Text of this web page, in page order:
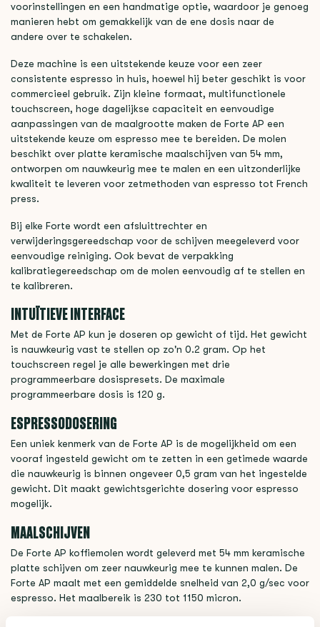
voorinstellingen en een handmatige optie, waardoor je genoeg
manieren hebt om gemakkelijk van de ene dosis naar de
andere over te schakelen.
Deze machine is een uitstekende keuze voor een zeer
consistente espresso in huis, hoewel hij beter geschikt is voor
commercieel gebruik. Zijn kleine formaat, multifunctionele
touchscreen, hoge dagelijkse capaciteit en eenvoudige
aanpassingen van de maalgrootte maken de Forte AP een
uitstekende keuze om espresso mee te bereiden. De molen
beschikt over platte keramische maalschijven van 54 mm,
ontworpen om ​​nauwkeurig mee te malen en een uitzonderlijke
kwaliteit te leveren voor zetmethoden van espresso tot French
press.
Bij elke Forte wordt een afsluittrechter en
verwijderingsgereedschap voor de schijven meegeleverd voor
eenvoudige reiniging. Ook bevat de verpakking
kalibratiegereedschap om de molen eenvoudig af te stellen en
te kalibreren.
INTUÏTIEVEINTERFACE
Met de Forte AP kun je doseren op gewicht of tijd. Het gewicht
is nauwkeurig vast te stellen op zo'n 0.2 gram. Op het
touchscreen regel je alle bewerkingen met drie
programmeerbare dosispresets. De maximale
programmeerbare dosis is 120 g.
ESPRESSODOSERING
Een uniek kenmerk van de Forte AP is de mogelijkheid om een ​​
vooraf ingesteld gewicht om te zetten in een getimede waarde
die nauwkeurig is binnen ongeveer 0,5 gram van het ingestelde
gewicht. Dit maakt gewichtsgerichte dosering voor espresso
mogelijk.
MAALSCHIJVEN
De Forte AP koffiemolen wordt geleverd met 54 mm keramische
platte schijven om zeer nauwkeurig mee te kunnen malen. De
Forte AP maalt met een gemiddelde snelheid van 2,0 g/sec voor
espresso. Het maalbereik is 230 tot 1150 micron.